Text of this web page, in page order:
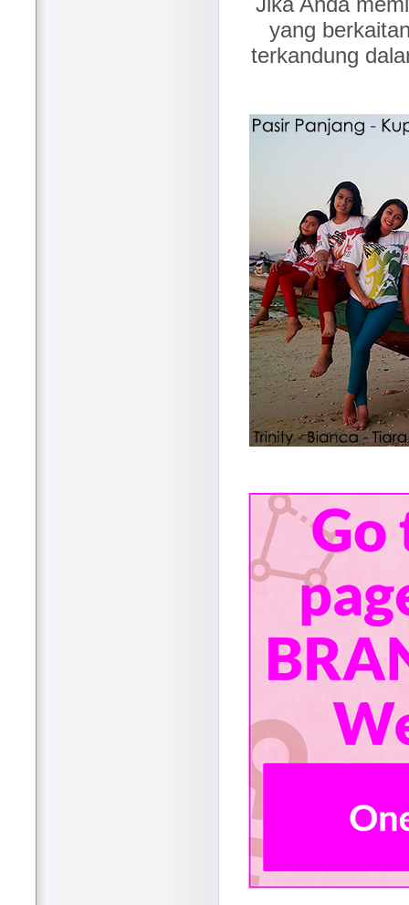
yang
terkandung